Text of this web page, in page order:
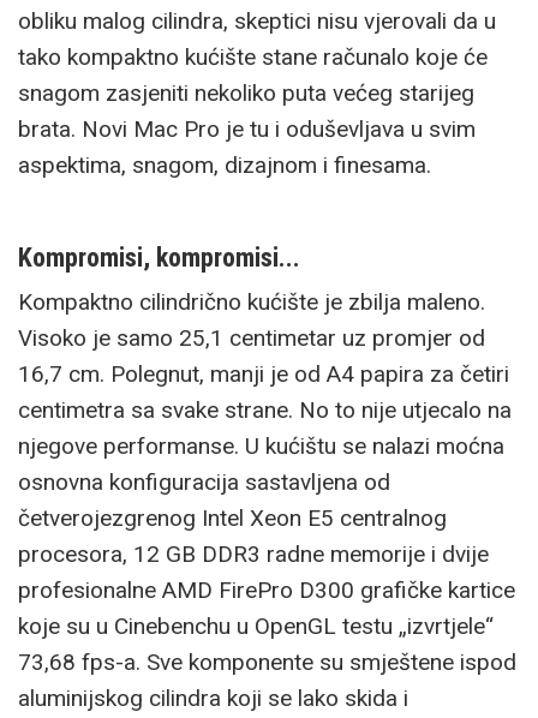
obliku malog cilindra, skeptici nisu vjerovali da u
tako kompaktno kućište stane računalo koje će
snagom zasjeniti nekoliko puta većeg starijeg
brata. Novi Mac Pro je tu i oduševljava u svim
aspektima, snagom, dizajnom i finesama.
Kompromisi, kompromisi...
Kompaktno cilindrično kućište je zbilja maleno.
Visoko je samo 25,1 centimetar uz promjer od
16,7 cm. Polegnut, manji je od A4 papira za četiri
centimetra sa svake strane. No to nije utjecalo na
njegove performanse. U kućištu se nalazi moćna
osnovna konfiguracija sastavljena od
četverojezgrenog Intel Xeon E5 centralnog
procesora, 12 GB DDR3 radne memorije i dvije
profesionalne AMD FirePro D300 grafičke kartice
koje su u Cinebenchu u OpenGL testu „izvrtjele“
73,68 fps-a. Sve komponente su smještene ispod
aluminijskog cilindra koji se lako skida i